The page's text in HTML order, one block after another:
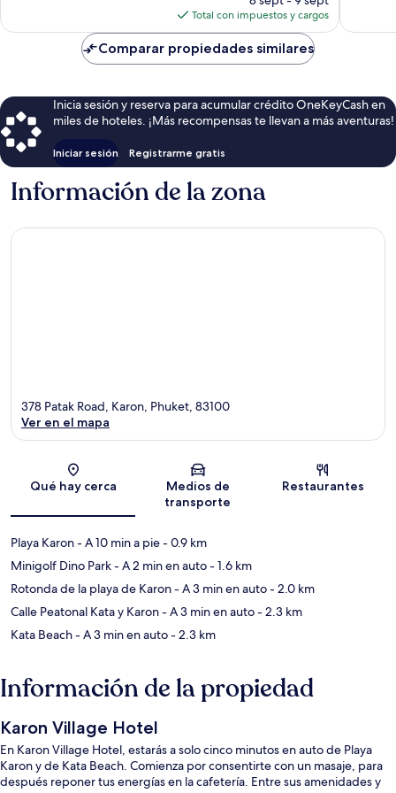
actual
es
de
$29
Total con impuestos y cargos
Comparar propiedades similares
Inicia sesión y reserva para acumular crédito OneKeyCash en
miles de hoteles. ¡Más recompensas te llevan a más aventuras!
Iniciar sesión Registrarme gratis
Información de la zona
Sección del mapa
378 Patak Road, Karon, Phuket, 83100
Ver en el mapa
Qué hay cerca
Medios de
transporte
Restaurantes
Playa Karon- A 10 min a pie- 0.9 km
Minigolf Dino Park- A 2 min en auto- 1.6 km
Rotonda de la playa de Karon- A 3 min en auto- 2.0 km
Calle Peatonal Kata y Karon- A 3 min en auto- 2.3 km
Kata Beach- A 3 min en auto- 2.3 km
Información de la propiedad
Karon Village Hotel
En Karon Village Hotel, estarás a solo cinco minutos en auto de Playa
Karon y de Kata Beach. Comienza por consentirte con un masaje, para
después reponer tus energías en la cafetería. Entre sus amenidades y